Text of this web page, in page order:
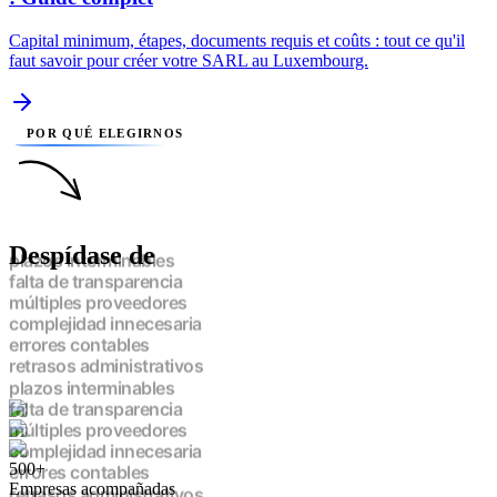
Capital minimum, étapes, documents requis et coûts : tout ce qu'il
faut savoir pour créer votre SARL au Luxembourg.
POR QUÉ ELEGIRNOS
Despídase de
plazos interminables
falta de transparencia
múltiples proveedores
complejidad innecesaria
errores contables
retrasos administrativos
plazos interminables
falta de transparencia
múltiples proveedores
complejidad innecesaria
errores contables
500+
Empresas acompañadas